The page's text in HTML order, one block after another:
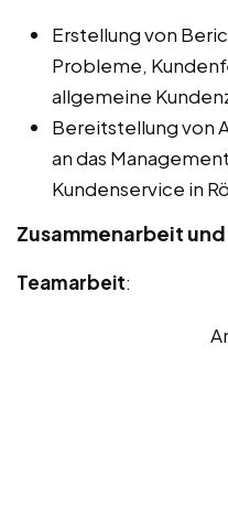
Erstellung von
Probleme,
allgemeine
Bereitstellung von
an das
Kundenservice in
Zusammenarbeit
Teamarbeit: